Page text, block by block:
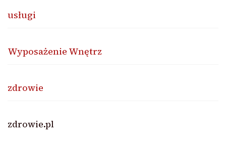
usługi
Wyposażenie Wnętrz
zdrowie
zdrowie.pl